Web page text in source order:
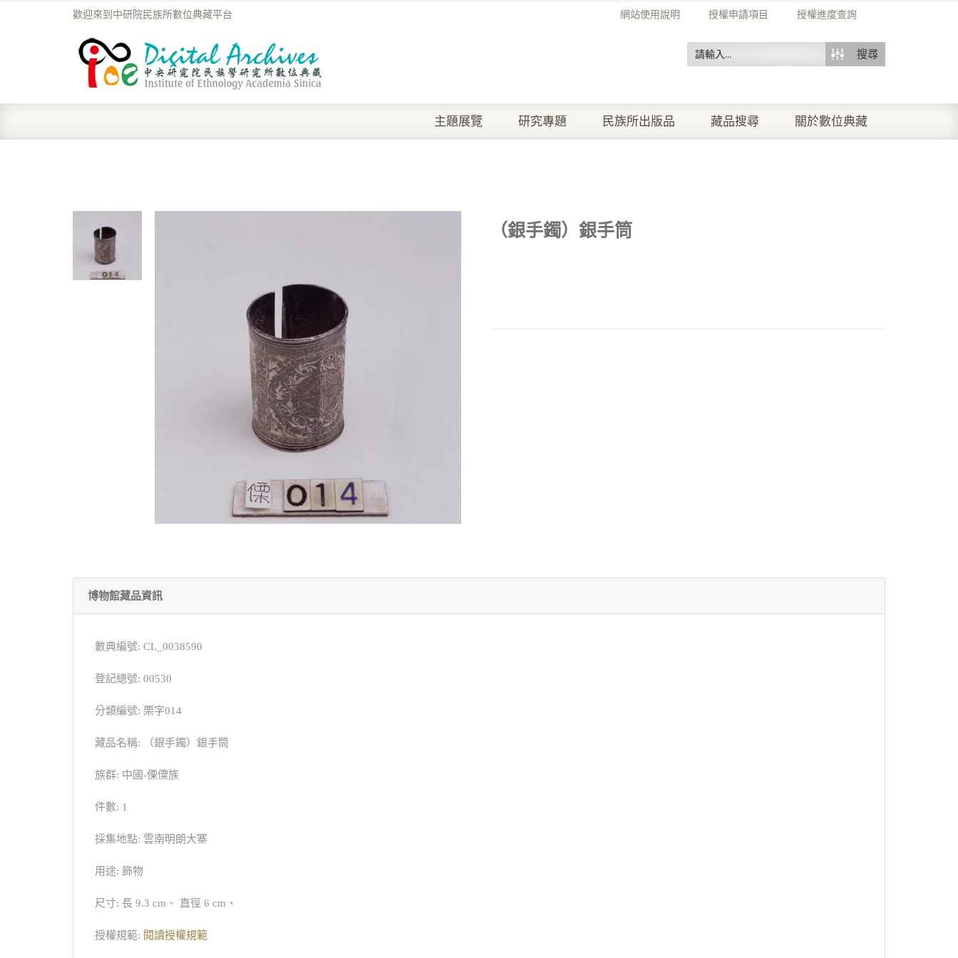
網站使用說明 授權申請項目 授權進度查詢
歡迎來到中研院民族所數位典藏平台
搜尋
主題展覽 研究專題 民族所出版品 藏品搜尋 關於數位典藏
（銀手鐲）銀手筒
博物館藏品資訊
數典編號: CL_0038590
登記總號: 00530
分類編號: 栗字014
藏品名稱: （銀手鐲）銀手筒
族群: 中國-傈僳族
件數: 1
採集地點: 雲南明朗大寨
用途: 飾物
尺寸: 長 9.3 cm、 直徑 6 cm、
授權規範: 閱讀授權規範